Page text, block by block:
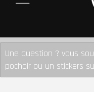
Une question ? vous
pochoir ou un stickers